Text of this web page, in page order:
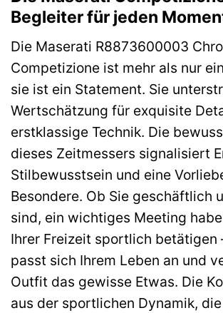
Begleiter für jeden
Die Maserati R8873600003
Competizione ist mehr als nur
sie ist ein Statement. Sie
Wertschätzung für exquisite
erstklassige Technik. Die
dieses Zeitmessers signalisiert
Stilbewusstsein und eine
Besondere. Ob Sie geschäftlich
sind, ein wichtiges Meeting
Ihrer Freizeit sportlich betätigen
passt sich Ihrem Leben an und
Outfit das gewisse Etwas. Die
aus der sportlichen Dynamik,